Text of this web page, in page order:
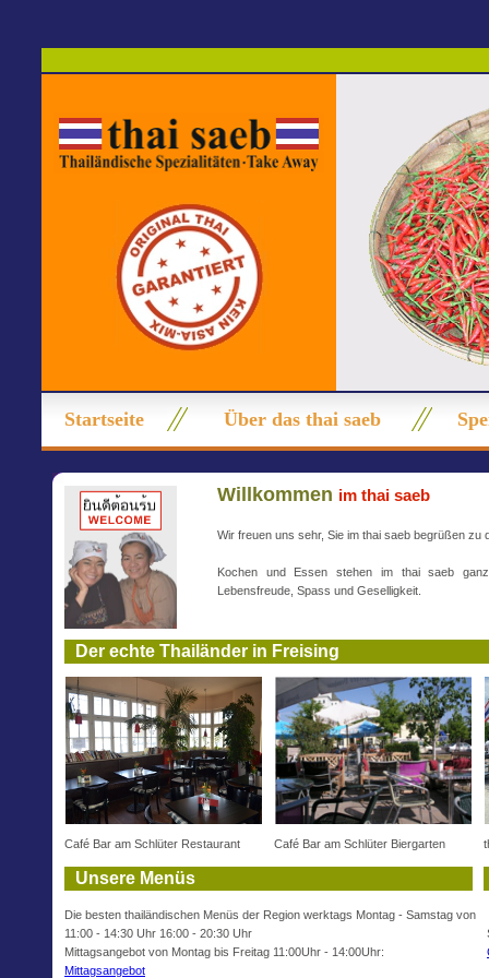
Startseite Über das thai saeb
Willkommen im thai saeb
Wir freuen uns sehr, Sie im thai saeb begrüßen zu
Kochen und Essen stehen im thai saeb
Lebensfreude, Spass und Geselligkeit.
Der echte Thailänder in Freising
Café Bar am Schlüter Restaurant Café Bar am Schlüter Biergarten
Unsere Menüs
Die besten thailändischen Menüs der Region werktags Montag - Samstag von
11:00 - 14:30 Uhr 16:00 - 20:30 Uhr
Mittagsangebot von Montag bis Freitag 11:00Uhr - 14:00Uhr:
Mittagsangebot